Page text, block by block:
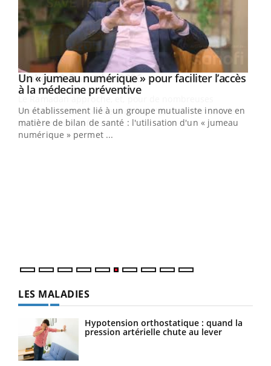
Youtube
Un « jumeau numérique » pour faciliter l’accès
à la médecine préventiveYoutube
Un établissement lié à un groupe mutualiste innove en
matière de bilan de santé : l'utilisation d'un « jumeau
numérique » permet ...
LES MALADIES
Hypotension orthostatique : quand la
pression artérielle chute au lever